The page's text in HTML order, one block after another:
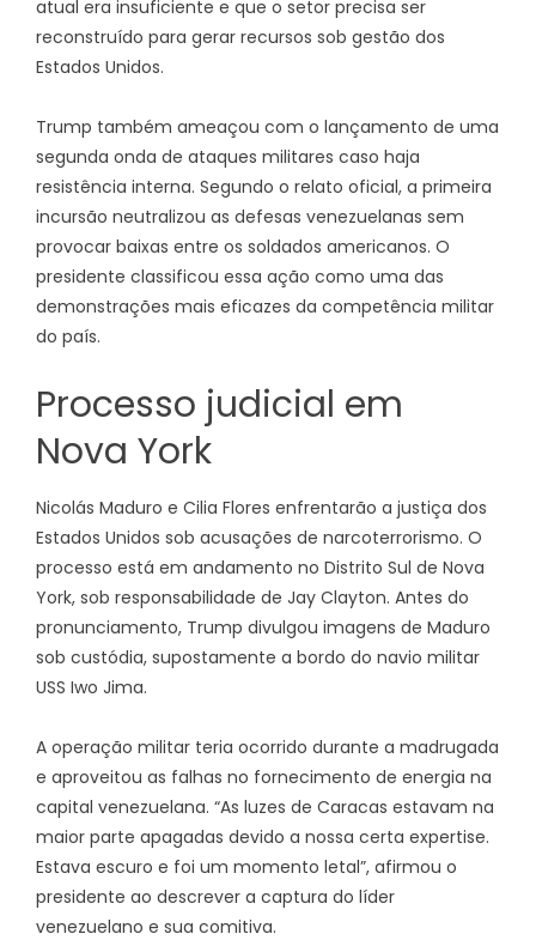
atual era insuficiente e que o setor precisa ser
reconstruído para gerar recursos sob gestão dos
Estados Unidos.
Trump também ameaçou com o lançamento de uma
segunda onda de ataques militares caso haja
resistência interna. Segundo o relato oficial, a primeira
incursão neutralizou as defesas venezuelanas sem
provocar baixas entre os soldados americanos. O
presidente classificou essa ação como uma das
demonstrações mais eficazes da competência militar
do país.
Processo judicial em
Nova York
Nicolás Maduro e Cilia Flores enfrentarão a justiça dos
Estados Unidos sob acusações de narcoterrorismo. O
processo está em andamento no Distrito Sul de Nova
York, sob responsabilidade de Jay Clayton. Antes do
pronunciamento, Trump divulgou imagens de Maduro
sob custódia, supostamente a bordo do navio militar
USS Iwo Jima.
A operação militar teria ocorrido durante a madrugada
e aproveitou as falhas no fornecimento de energia na
capital venezuelana. “As luzes de Caracas estavam na
maior parte apagadas devido a nossa certa expertise.
Estava escuro e foi um momento letal”, afirmou o
presidente ao descrever a captura do líder
venezuelano e sua comitiva.